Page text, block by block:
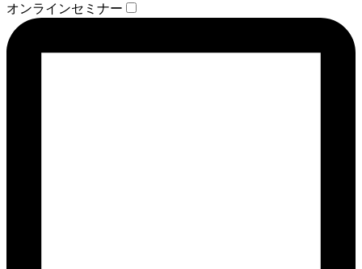
オンラインセミナー